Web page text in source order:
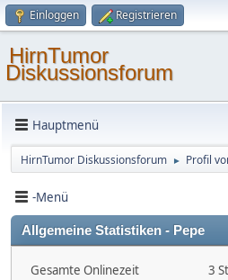
Einloggen Registrieren
HirnTumor
Diskussionsforum
Hauptmenü
HirnTumor Diskussionsforum ► Profil
-Menü
Allgemeine Statistiken - Pepe
Gesamte Onlinezeit
3